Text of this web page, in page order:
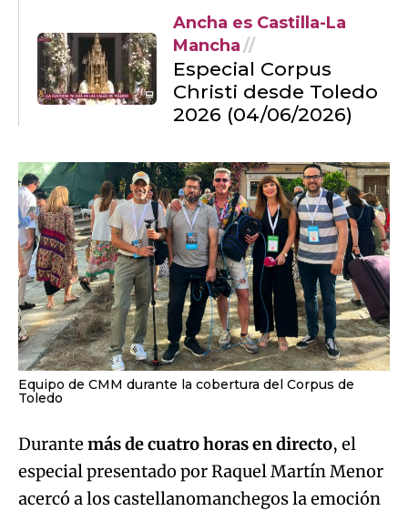
Ancha es Castilla-La
Mancha
Especial Corpus
Christi desde Toledo
2026 (04/06/2026)
Equipo de CMM durante la cobertura del Corpus de
Toledo
Durante más de cuatro horas en directo, el
especial presentado por Raquel Martín Menor
acercó a los castellanomanchegos la emoción